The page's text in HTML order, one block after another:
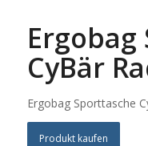
CyBär
Ergobag Sporttasche
Produkt kaufen